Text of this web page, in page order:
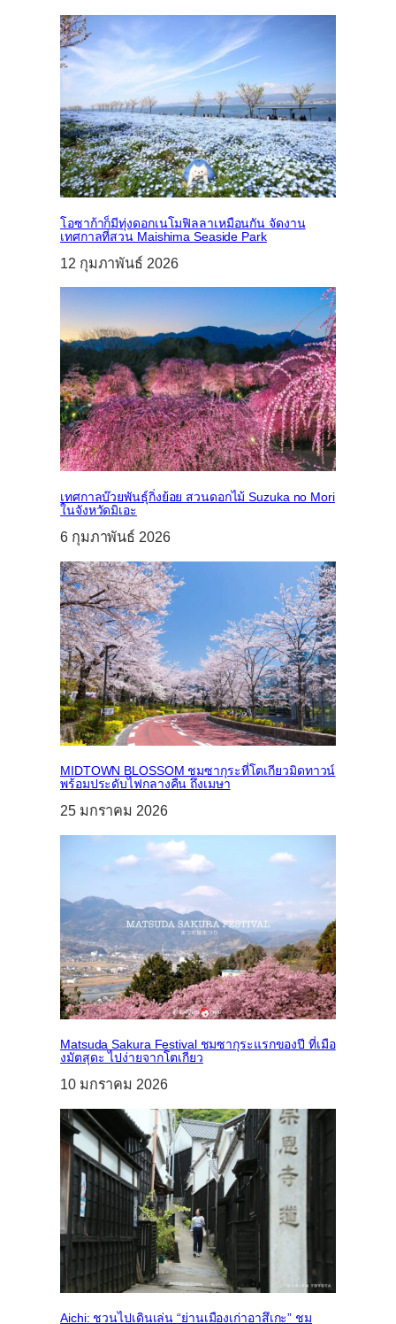
โอซาก้าก็มีทุ่งดอกเนโมฟิลลาเหมือนกัน จัดงาน
เทศกาลที่สวน Maishima Seaside Park
12 กุมภาพันธ์ 2026
เทศกาลบ๊วยพันธุ์กิ่งย้อย สวนดอกไม้ Suzuka no Mori
ในจังหวัดมิเอะ
6 กุมภาพันธ์ 2026
MIDTOWN BLOSSOM ชมซากุระที่โตเกียวมิดทาวน์
พร้อมประดับไฟกลางคืน ถึงเมษา
25 มกราคม 2026
Matsuda Sakura Festival ชมซากุระแรกของปี ที่เมือ
งมัตสุดะ ไปง่ายจากโตเกียว
10 มกราคม 2026
Aichi: ชวนไปเดินเล่น “ย่านเมืองเก่าอาสึเกะ” ชม